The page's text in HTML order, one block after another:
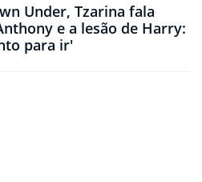
Under, Tzarina fala
e a lesão de Harry:
para ir'